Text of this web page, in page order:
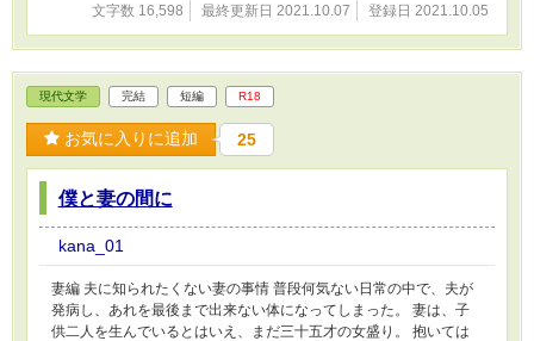
文字数 16,598 最終更新日 2021.10.07 登録日 2021.10.05
現代文学 完結 短編 R18
お気に入りに追加 25
僕と妻の間に
kana_01
妻編 夫に知られたくない妻の事情 普段何気ない日常の中で、夫が
発病し、あれを最後まで出来ない体になってしまった。 妻は、子
供二人を生んでいるとはいえ、まだ三十五才の女盛り。 抱いては